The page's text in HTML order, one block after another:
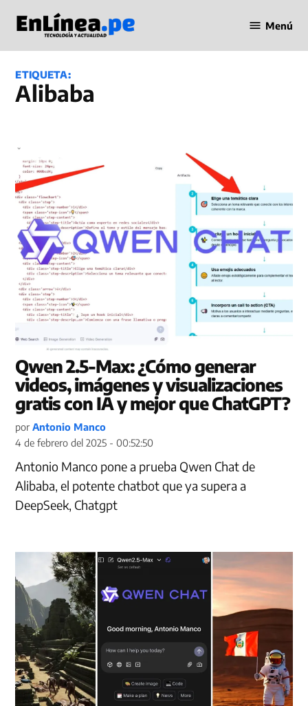
contenido
en Línea
Menú
ETIQUETA:
Alibaba
Qwen 2.5-Max: ¿Cómo generar
videos, imágenes y visualizaciones
gratis con IA y mejor que ChatGPT?
por Antonio Manco
4 de febrero del 2025 - 00:52:50
Antonio Manco pone a prueba Qwen Chat de
Alibaba, el potente chatbot que ya supera a
DeepSeek, Chatgpt